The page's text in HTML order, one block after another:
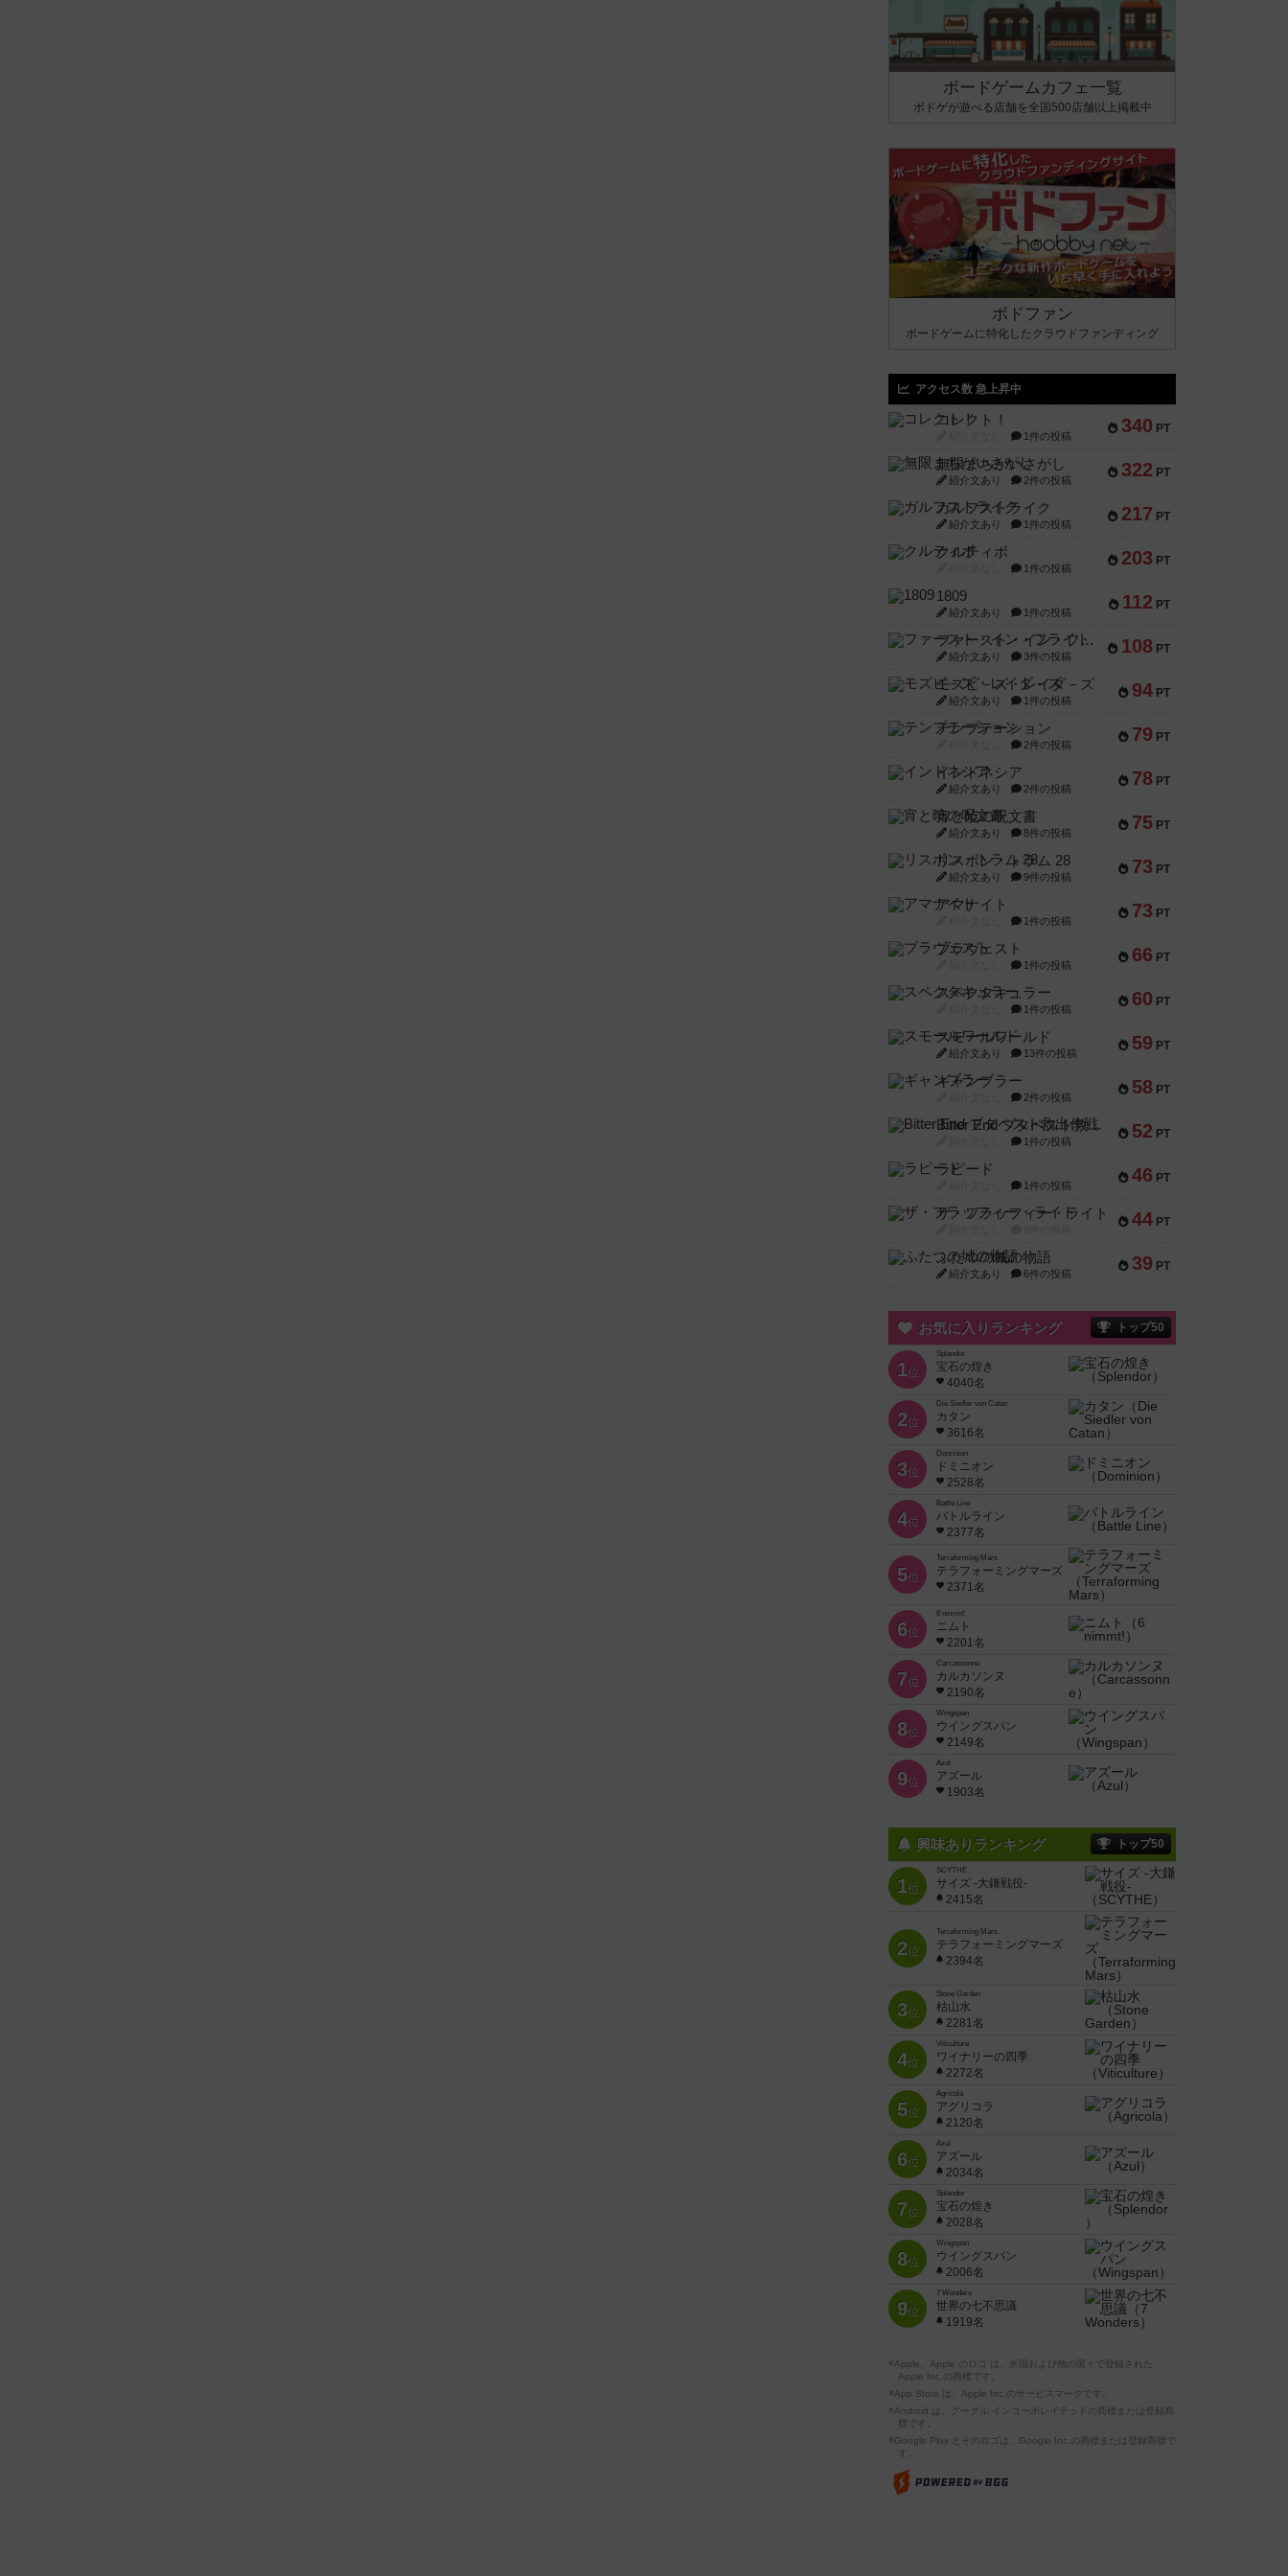
ボードゲームカフェ一覧
ボドゲが遊べる店舗を全国500店舗以上掲載中
ボドファン
ボードゲームに特化したクラウドファンディング
アクセス数 急上昇中
340 PT
コレクト！
1件の投稿
322 PT
無限まちがいさがし
紹介文あり 2件の投稿
217 PT
ガルフストライク
紹介文あり 1件の投稿
203 PT
クルティボ
1件の投稿
112 PT
1809
紹介文あり 1件の投稿
108 PT
ファースト・イン・フライト
紹介文あり 3件の投稿
94 PT
モズビ－ズ・レイダ－ズ
紹介文あり 1件の投稿
79 PT
テンプテーション
2件の投稿
78 PT
インドネシア
紹介文あり 2件の投稿
75 PT
宵と暁の呪文書
紹介文あり 8件の投稿
73 PT
リスボン・トラム 28
紹介文あり 9件の投稿
73 PT
アマナイト
1件の投稿
66 PT
ブラヴェスト
1件の投稿
60 PT
スペクタキュラー
1件の投稿
59 PT
スモールワールド
紹介文あり 13件の投稿
58 PT
ギャンブラー
2件の投稿
52 PT
Bitter End ブタペスト救出作戦
1件の投稿
46 PT
ラピード
1件の投稿
44 PT
ザ・フラッフィー・ライト
39 PT
ふたつの城の物語
紹介文あり 6件の投稿
お気に入りランキング トップ50
1位
Splendor
宝石の煌き
4040名
2位
Die Siedler von Catan
カタン
3616名
3位
Dominion
ドミニオン
2528名
4位
Battle Line
バトルライン
2377名
5位
Terraforming Mars
テラフォーミングマーズ
2371名
6位
6 nimmt!
ニムト
2201名
7位
Carcassonne
カルカソンヌ
2190名
8位
Wingspan
ウイングスパン
2149名
9位
Azul
アズール
1903名
興味ありランキング トップ50
1位
SCYTHE
サイズ -大鎌戦役-
2415名
2位
Terraforming Mars
テラフォーミングマーズ
2394名
3位
Stone Garden
枯山水
2281名
4位
Viticulture
ワイナリーの四季
2272名
5位
Agricola
アグリコラ
2120名
6位
Azul
アズール
2034名
7位
Splendor
宝石の煌き
2028名
8位
Wingspan
ウイングスパン
2006名
9位
7 Wonders
世界の七不思議
1919名
※Apple、Apple のロゴ は、米国および他の国々で登録された
Apple Inc.の商標です。
※App Store は、Apple Inc.のサービスマークです。
※Android は、グーグル インコーポレイテッドの商標または登録商
標です。
※Google Play とそのロゴは、Google Inc.の商標または登録商標で
す。